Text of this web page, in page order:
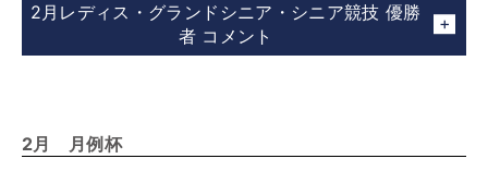
2月レディス・グランドシニア・シニア競技 優勝
者 コメント
2月 月例杯